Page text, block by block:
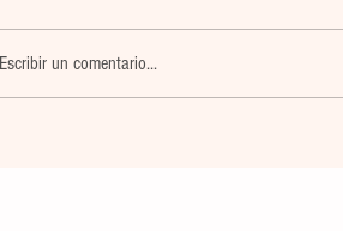
Escribir un comentario...